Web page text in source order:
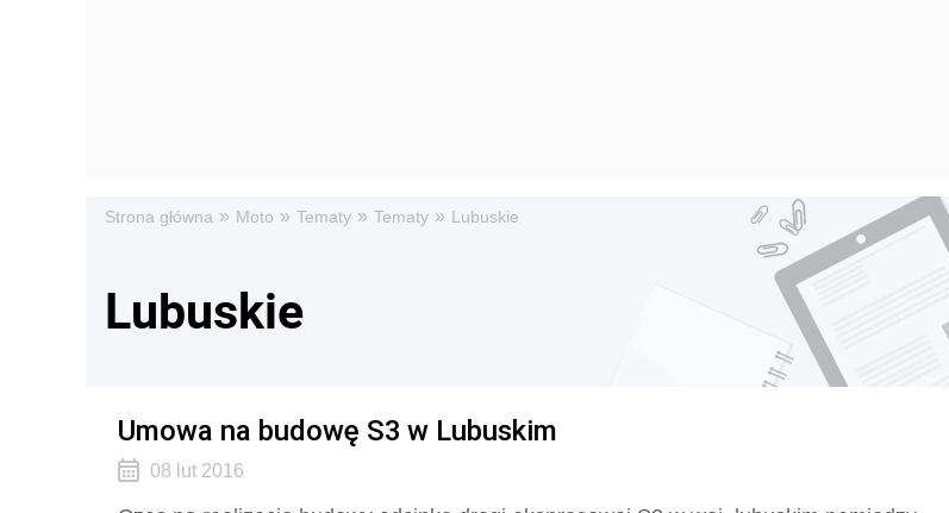
Strona główna » Moto » Tematy » Tematy » Lubuskie
Lubuskie
Umowa na budowę S3 w Lubuskim
08 lut 2016